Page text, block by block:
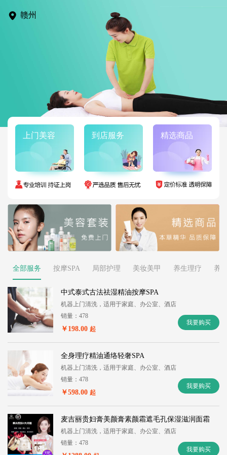
赣州
上门美容 到店服务 精选商品
全部服务 按摩SPA 局部护理 美妆美甲 养生理疗 养
中式泰式古法祛湿精油按摩SPA
机器上门清洗，适用于家庭、办公室、酒店
销量：478
￥198.00 起
我要购买
全身理疗精油通络轻奢SPA
机器上门清洗，适用于家庭、办公室、酒店
销量：478
￥598.00 起
我要购买
麦吉丽贵妇膏美颜膏素颜霜遮毛孔保湿滋润面霜
机器上门清洗，适用于家庭、办公室、酒店
销量：478
我要购买